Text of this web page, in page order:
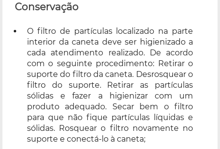
Conservação
O filtro de partículas localizado na parte
interior da caneta deve ser higienizado a
cada atendimento realizado. De acordo
com o seguinte procedimento: Retirar o
suporte do filtro da caneta. Desrosquear o
filtro do suporte. Retirar as partículas
sólidas e fazer a higienizar com um
produto adequado. Secar bem o filtro
para que não fique partículas líquidas e
sólidas. Rosquear o filtro novamente no
suporte e conectá-lo à caneta;